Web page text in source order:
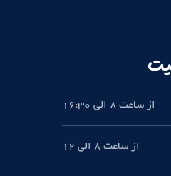
از ساعت 8 الی 16:30
از ساعت 8 الی 12